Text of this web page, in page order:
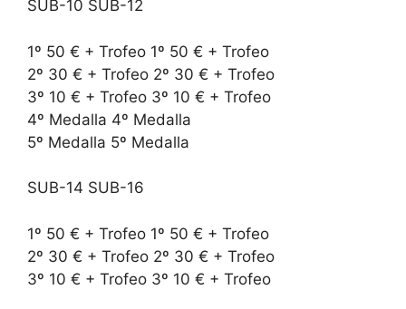
SUB-10 SUB-12
1º 50 € + Trofeo 1º 50 € + Trofeo
2º 30 € + Trofeo 2º 30 € + Trofeo
3º 10 € + Trofeo 3º 10 € + Trofeo
4º Medalla 4º Medalla
5º Medalla 5º Medalla
SUB-14 SUB-16
1º 50 € + Trofeo 1º 50 € + Trofeo
2º 30 € + Trofeo 2º 30 € + Trofeo
3º 10 € + Trofeo 3º 10 € + Trofeo